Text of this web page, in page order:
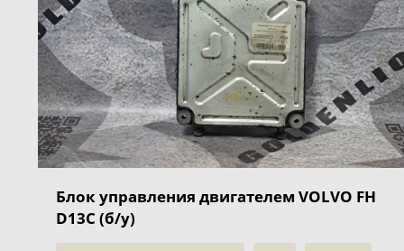
Блок управления двигателем VOLVO FH
D13C (б/у)